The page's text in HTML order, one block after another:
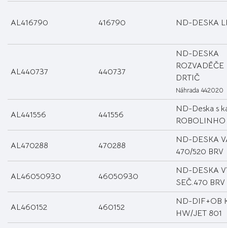
AL416790 416790 ND-DESKA
AL440737 440737
ND-DESKA
DRTIČ
Náhrada 442020
AL441556 441556
ND-Deska s
ROBOLINHO
AL470288 470288
ND-DESKA
470/520 BRV
AL46050930 46050930
ND-DESKA
SEČ.470 BRV
AL460152 460152
ND-DIF+OB
HW/JET 801